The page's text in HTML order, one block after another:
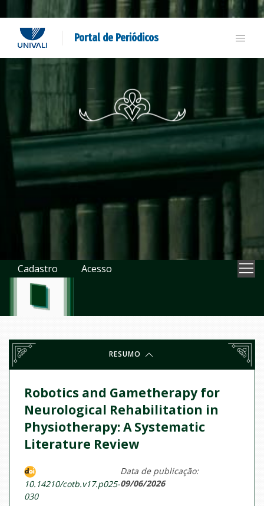
Portal de Periódicos
Cadastro Acesso
RESUMO
Robotics and Gametherapy for
Neurological Rehabilitation in
Physiotherapy: A Systematic
Literature Review
10.14210/cotb.v17.p025-
030
Data de publicação:
09/06/2026